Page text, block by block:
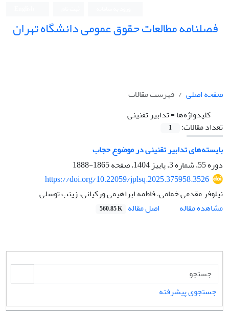
فصلنامه مطالعات حقوق عمومی دانشگاه تهران
صفحه اصلی
فهرست مقالات
کلیدواژه‌ها =تدابیر تقنینی
تعداد مقالات:
1
بایسته‌های تدابیر تقنینی در موضوع حجاب
دوره 55، شماره 3، پاییز 1404، صفحه
1865-1888
https://doi.org/10.22059/jplsq.2025.375958.3526
نیلوفر مقدمی خمامی، فاطمه ابراهیمی ورکیانی، زینب توسلی
مشاهده مقاله
اصل مقاله 560.85 K
جستجوی پیشرفته